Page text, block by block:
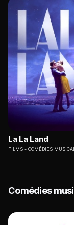
La La Land
FILMS COMÉDIES
Comédies